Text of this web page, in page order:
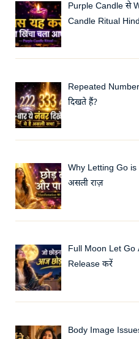
Purple Candle से
Candle Ritual
Repeated
दिखते हैं?
Why Letting Go
असली राज़
Full Moon Let
Release करें
Body Image